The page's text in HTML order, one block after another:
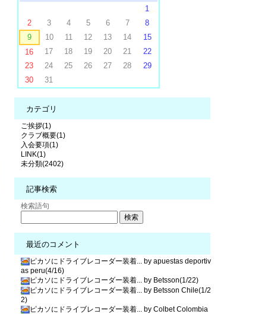
1
2
3 4 5 6 7
8
9
10 11 12 13 14
15
16
17 18 19 20 21
22
23
24 25 26 27 28
29
30
31
カテゴリ
ご挨拶(1)
クラブ概要(1)
入会要項(1)
LINK(1)
未分類(2402)
記事検索
検索語句
最近のコメント
ピカソにドライブレコーダー装着... by apuestas deportiv
as peru(4/16)
ピカソにドライブレコーダー装着... by Betsson(1/22)
ピカソにドライブレコーダー装着... by Betsson Chile(1/2
2)
ピカソにドライブレコーダー装着... by Colbet Colombia